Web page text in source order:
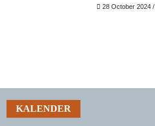
28 October 2024 /
KALENDER